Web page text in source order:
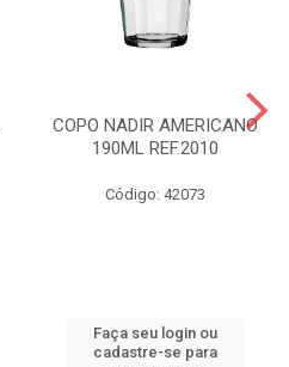
COPO NADIR AMERICANO
190ML REF.2010
Código: 42073
Faça seu login ou
cadastre-se para